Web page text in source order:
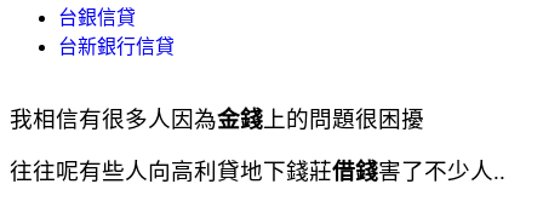
台銀信貸
台新銀行信貸
我相信有很多人因為金錢 上的問題很困擾
往往呢有些人向高利貸地下錢莊借錢害了不少人..